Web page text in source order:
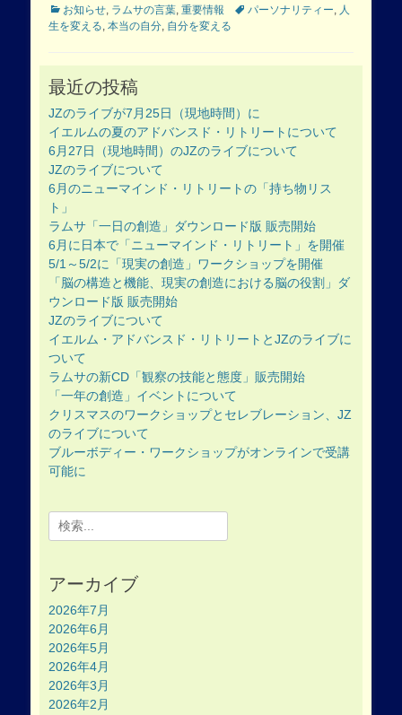
Categories
お知らせ, ラムサの言葉, 重要情報 Tagsパーソナリティー, 人
生を変える, 本当の自分, 自分を変える
最近の投稿
JZのライブが7月25日（現地時間）に
イエルムの夏のアドバンスド・リトリートについて
6月27日（現地時間）のJZのライブについて
JZのライブについて
6月のニューマインド・リトリートの「持ち物リス
ト」
ラムサ「一日の創造」ダウンロード版 販売開始
6月に日本で「ニューマインド・リトリート」を開催
5/1～5/2に「現実の創造」ワークショップを開催
「脳の構造と機能、現実の創造における脳の役割」ダ
ウンロード版 販売開始
JZのライブについて
イエルム・アドバンスド・リトリートとJZのライブに
ついて
ラムサの新CD「観察の技能と態度」販売開始
「一年の創造」イベントについて
クリスマスのワークショップとセレブレーション、JZ
のライブについて
ブルーボディー・ワークショップがオンラインで受講
可能に
Search
for:
アーカイブ
2026年7月
2026年6月
2026年5月
2026年4月
2026年3月
2026年2月